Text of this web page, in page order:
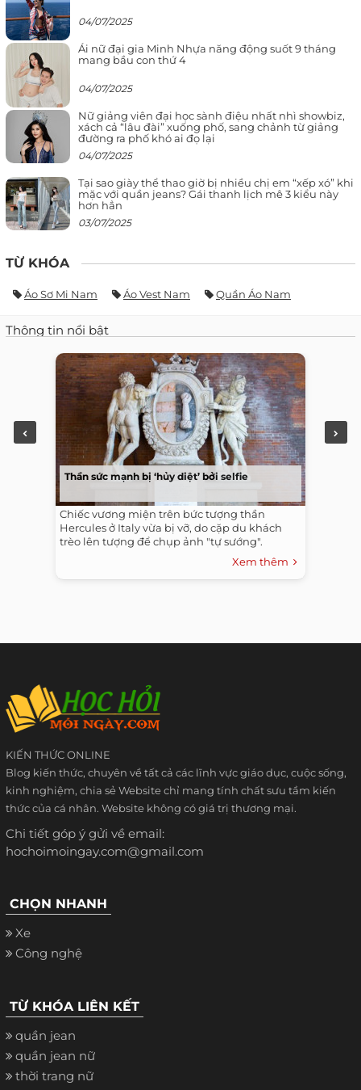
04/07/2025
Ái nữ đại gia Minh Nhựa năng động suốt 9 tháng
mang bầu con thứ 4
04/07/2025
Nữ giảng viên đại học sành điệu nhất nhì showbiz,
xách cả “lâu đài” xuống phố, sang chảnh từ giảng
đường ra phố khó ai đọ lại
04/07/2025
Tại sao giày thể thao giờ bị nhiều chị em “xếp xó” khi
mặc với quần jeans? Gái thanh lịch mê 3 kiểu này
hơn hẳn
03/07/2025
TỪ KHÓA
Áo Sơ Mi Nam Áo Vest Nam Quần Áo Nam
Thông tin nổi bật
Thần sức mạnh bị ‘hủy diệt’ bởi selfie
Chiếc vương miện trên bức tượng thần
Hercules ở Italy vừa bị vỡ, do cặp du khách
trèo lên tượng để chụp ảnh "tự sướng".
Xem thêm
KIẾN THỨC ONLINE
Blog kiến thức, chuyên về tất cả các lĩnh vực giáo dục, cuộc sống,
kinh nghiệm, chia sẻ Website chỉ mang tính chất sưu tầm kiến
thức của cá nhân. Website không có giá trị thương mại.
Chi tiết góp ý gửi về email:
hochoimoingay.com@gmail.com
CHỌN NHANH
Xe
Công nghệ
TỪ KHÓA LIÊN KẾT
quần jean
quần jean nữ
thời trang nữ